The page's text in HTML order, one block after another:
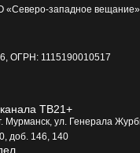
«Северо-западное
ОГРН: 1115190010517
ТВ21+
Мурманск, ул. Генерала
доб. 146, 140